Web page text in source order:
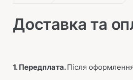
Доставка та
1. Передплата.Після